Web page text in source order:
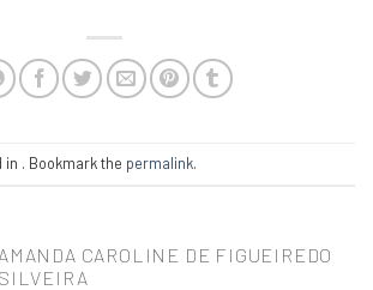
. Bookmark the permalink.
AMANDA CAROLINE DE FIGUEIREDO
SILVEIRA